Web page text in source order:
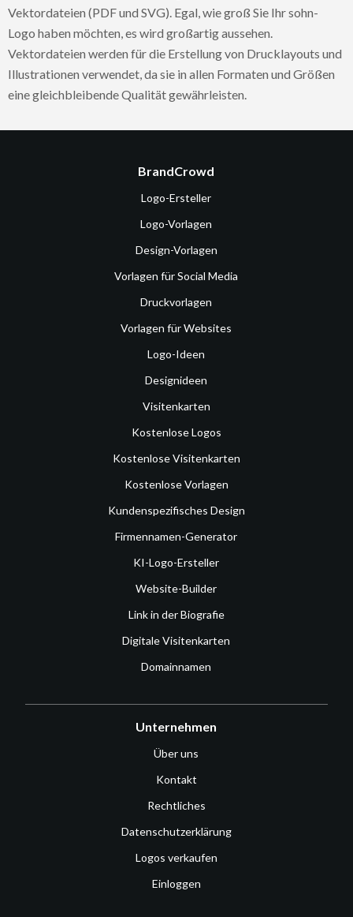
Vektordateien (PDF und SVG). Egal, wie groß Sie Ihr sohn-
Logo haben möchten, es wird großartig aussehen.
Vektordateien werden für die Erstellung von Drucklayouts und
Illustrationen verwendet, da sie in allen Formaten und Größen
eine gleichbleibende Qualität gewährleisten.
BrandCrowd
Logo-Ersteller
Logo-Vorlagen
Design-Vorlagen
Vorlagen für Social Media
Druckvorlagen
Vorlagen für Websites
Logo-Ideen
Designideen
Visitenkarten
Kostenlose Logos
Kostenlose Visitenkarten
Kostenlose Vorlagen
Kundenspezifisches Design
Firmennamen-Generator
KI-Logo-Ersteller
Website-Builder
Link in der Biografie
Digitale Visitenkarten
Domainnamen
Unternehmen
Über uns
Kontakt
Rechtliches
Datenschutzerklärung
Logos verkaufen
Einloggen